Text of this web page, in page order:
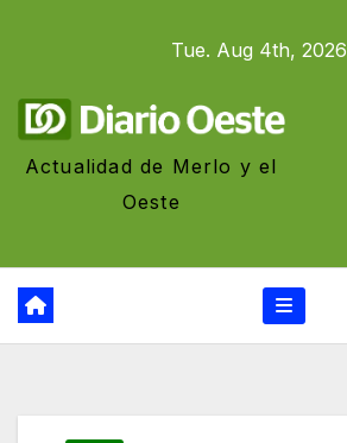
Tue. Aug 4th, 2026
Actualidad de Merlo y el
Oeste